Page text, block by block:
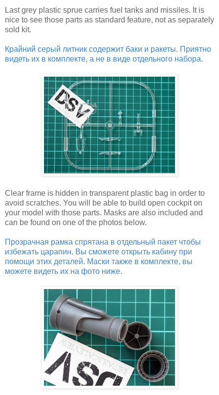
Last grey plastic sprue carries fuel tanks and missiles. It is
nice to see those parts as standard feature, not as separately
sold kit.
Крайний серый литник содержит баки и ракеты. Приятно
видеть их в комплекте, а не в виде отдельного набора.
Clear frame is hidden in transparent plastic bag in order to
avoid scratches. You will be able to build open cockpit on
your model with those parts. Masks are also included and
can be found on one of the photos below.
Прозрачная рамка спрятана в отдельный пакет чтобы
избежать царапин. Вы сможете открыть кабину при
помощи этих деталей. Маски также в комплекте, вы
можете видеть их на фото ниже.